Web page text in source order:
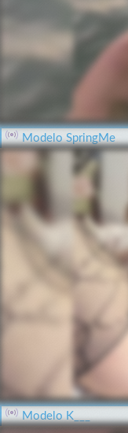
Modelo SpringMe
Modelo K___